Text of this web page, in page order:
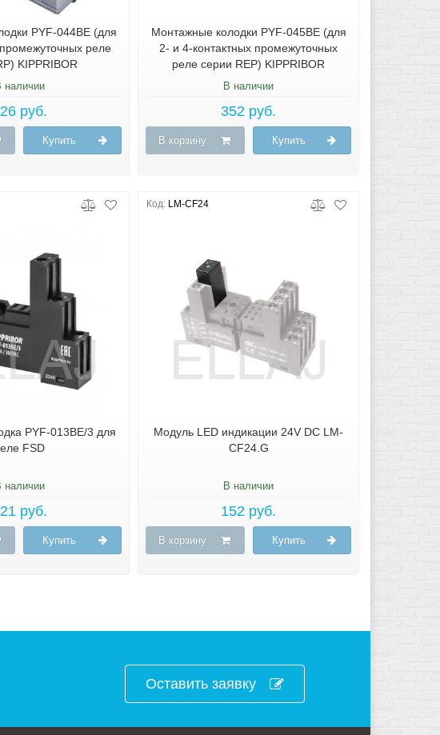
PYF-044BE (для
реле
KIPPRIBOR
наличии
руб.
Купить
Монтажные колодки PYF-045BE (для
2- и 4-контактных промежуточных
реле серии REP) KIPPRIBOR
В наличии
352 руб.
В корзину Купить
PYF-013BE/3 для
FSD
наличии
руб.
Купить
Код: LM-CF24
Модуль LED индикации 24V DC LM-
CF24.G
В наличии
152 руб.
В корзину Купить
Оставить заявку